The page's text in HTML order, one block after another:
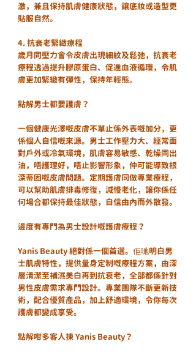
激，兼且保持肌膚健康狀態，讓底妝或造型更
貼服自然。
4. 抗衰老緊緻療程
歲月同壓力會令皮膚出現細紋及鬆弛，抗衰老
療程透過提升膠原蛋白、促進血液循環，令肌
膚更加緊緻有彈性，保持年輕態。
點解男士都要護膚？
一個健康光澤嘅皮膚不單止係外表嘅加分，更
係個人自信嘅來源。男士工作壓力大、經常面
對戶外或冷氣環境，肌膚容易敏感、乾燥同出
油，唔護理好，唔止影響形象，仲可能導致根
深蒂固嘅皮膚問題。定期護膚同做專業療程，
可以幫助肌膚排毒修復，減慢老化，讓你係任
何場合都保持最佳狀態，自信由內而外散發。
邊度有專門為男士設計嘅護膚療程？
Yanis Beauty 絕對係一個首選。佢哋明白男
士肌膚特性，提供量身定制嘅療程方案，由深
層清潔至補濕美白再到抗衰老，全部都係針對
男性皮膚需求專門設計。專業團隊不斷更新技
術，配合優質產品，加上舒適環境，令你每次
護膚都變成享受。
點解咁多客人揀 Yanis Beauty？